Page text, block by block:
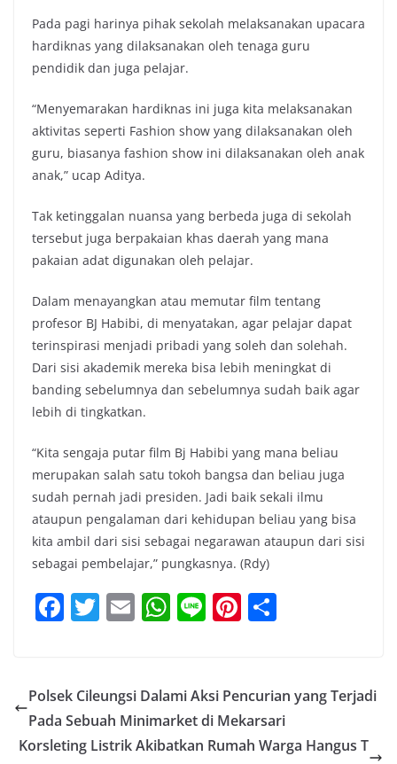
Pada pagi harinya pihak sekolah melaksanakan upacara
hardiknas yang dilaksanakan oleh tenaga guru
pendidik dan juga pelajar.
“Menyemarakan hardiknas ini juga kita melaksanakan
aktivitas seperti Fashion show yang dilaksanakan oleh
guru, biasanya fashion show ini dilaksanakan oleh anak
anak,” ucap Aditya.
Tak ketinggalan nuansa yang berbeda juga di sekolah
tersebut juga berpakaian khas daerah yang mana
pakaian adat digunakan oleh pelajar.
Dalam menayangkan atau memutar film tentang
profesor BJ Habibi, di menyatakan, agar pelajar dapat
terinspirasi menjadi pribadi yang soleh dan solehah.
Dari sisi akademik mereka bisa lebih meningkat di
banding sebelumnya dan sebelumnya sudah baik agar
lebih di tingkatkan.
“Kita sengaja putar film Bj Habibi yang mana beliau
merupakan salah satu tokoh bangsa dan beliau juga
sudah pernah jadi presiden. Jadi baik sekali ilmu
ataupun pengalaman dari kehidupan beliau yang bisa
kita ambil dari sisi sebagai negarawan ataupun dari sisi
sebagai pembelajar,” pungkasnya. (Rdy)
F
e
b
o
T
er
E
l
W
s
A
p
Li Pi
e
st
e
Polsek Cileungsi Dalami Aksi Pencurian yang Terjadi
Pada Sebuah Minimarket di Mekarsari
Korsleting Listrik Akibatkan Rumah Warga Hangus T